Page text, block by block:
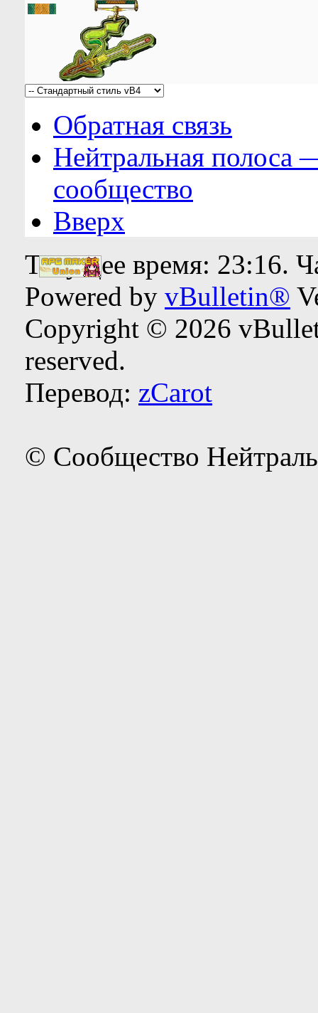
Обратная связь
Нейтральная полоса
сообщество
Вверх
Текущее время: 23:16.
Powered by vBulletin®
Copyright © 2026
reserved.
Перевод: zCarot
© Сообщество